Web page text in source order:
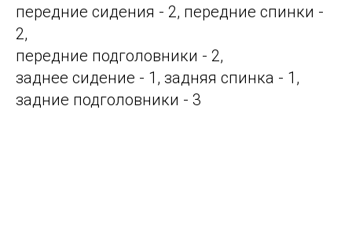
передние сидения - 2, передние спинки -
2,
передние подголовники - 2,
заднее сидение - 1, задняя спинка - 1,
задние подголовники - 3